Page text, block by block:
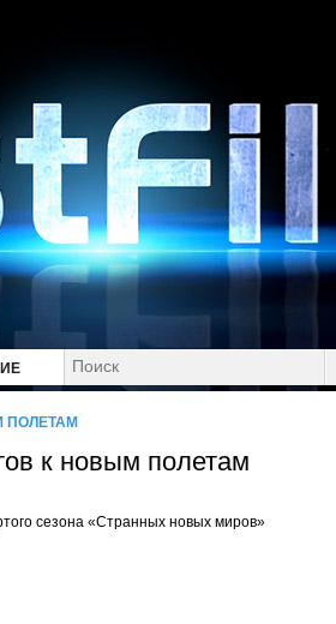
ПОЛЕТАМ
к новым полетам
сезона «Странных новых миров»